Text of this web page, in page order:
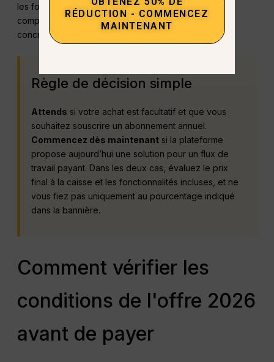
les fonctionnalités que vous utilisez réellement, puis
comparez la campagne proposée à cette utilisation
concrète.
Règle de décision simple
Attends si votre achat est facultatif et que vous
souhaitez souscrire un abonnement annuel.
Commencez dès maintenant si la plateforme
propose aujourd’hui une solution pour un flux de
travail payant. Dans les deux cas, évaluez le prix
final à la caisse et les fonctionnalités incluses, et ne
vous fiez pas uniquement au pourcentage indiqué
dans la bannière.
Comment vérifier les
conditions de l'offre 2026
avant de payer
RÉDUCTION - COMMENCEZ
MAINTENANT